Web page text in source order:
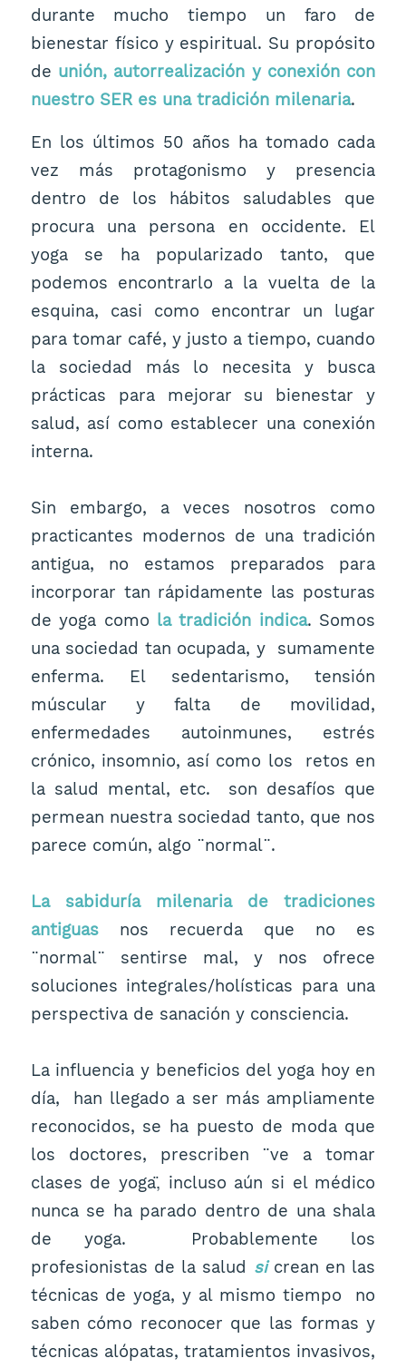
durante mucho tiempo un faro de
bienestar físico y espiritual. Su propósito
de unión, autorrealización y conexión con
nuestro SER es una tradición milenaria.
En los últimos 50 años ha tomado cada
vez más protagonismo y presencia
dentro de los hábitos saludables que
procura una persona en occidente. El
yoga se ha popularizado tanto, que
podemos encontrarlo a la vuelta de la
esquina, casi como encontrar un lugar
para tomar café, y justo a tiempo, cuando
la sociedad más lo necesita y busca
prácticas para mejorar su bienestar y
salud, así como establecer una conexión
interna.
Sin embargo, a veces nosotros como
practicantes modernos de una tradición
antigua, no estamos preparados para
incorporar tan rápidamente las posturas
de yoga como la tradición indica. Somos
una sociedad tan ocupada, y sumamente
enferma. El sedentarismo, tensión
múscular y falta de movilidad,
enfermedades autoinmunes, estrés
crónico, insomnio, así como los retos en
la salud mental, etc. son desafíos que
permean nuestra sociedad tanto, que nos
parece común, algo ¨normal¨.
La sabiduría milenaria de tradiciones
antiguasnos recuerda que no es
¨normal¨ sentirse mal, y nos ofrece
soluciones integrales/holísticas para una
perspectiva de sanación y consciencia.
La influencia y beneficios del yoga hoy en
día, han llegado a ser más ampliamente
reconocidos, se ha puesto de moda que
los doctores, prescriben ¨ve a tomar
clases de yoga,̈ incluso aún si el médico
nunca se ha parado dentro de una shala
de yoga. Probablemente los
profesionistas de la salud sicrean en las
técnicas de yoga, y al mismo tiempo no
saben cómo reconocer que las formas y
técnicas alópatas, tratamientos invasivos,